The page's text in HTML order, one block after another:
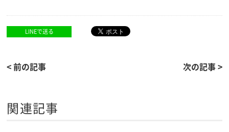
LINEで送る
< 前の記事 次の記事 >
関連記事